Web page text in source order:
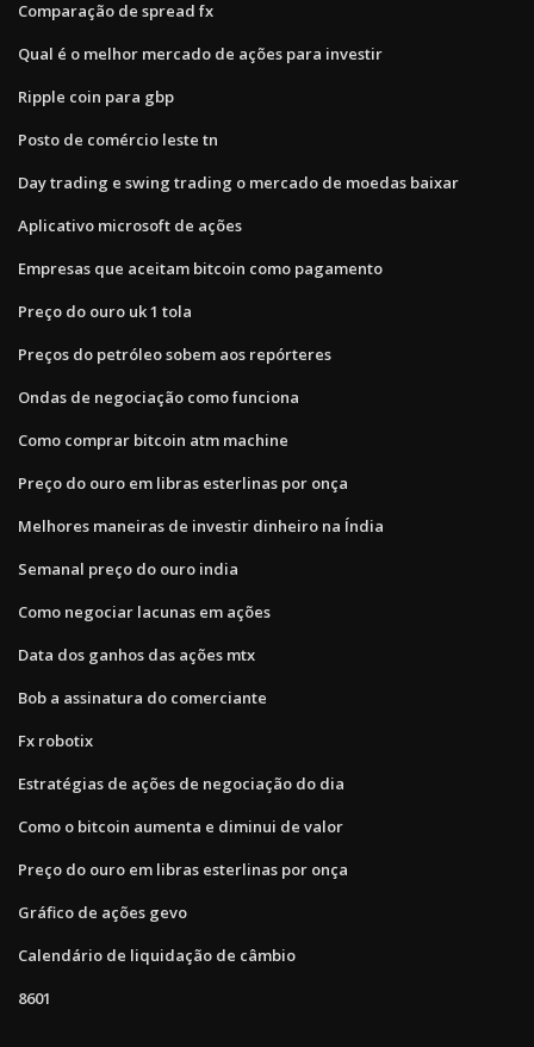
Comparação de spread fx
Qual é o melhor mercado de ações para investir
Ripple coin para gbp
Posto de comércio leste tn
Day trading e swing trading o mercado de moedas baixar
Aplicativo microsoft de ações
Empresas que aceitam bitcoin como pagamento
Preço do ouro uk 1 tola
Preços do petróleo sobem aos repórteres
Ondas de negociação como funciona
Como comprar bitcoin atm machine
Preço do ouro em libras esterlinas por onça
Melhores maneiras de investir dinheiro na Índia
Semanal preço do ouro india
Como negociar lacunas em ações
Data dos ganhos das ações mtx
Bob a assinatura do comerciante
Fx robotix
Estratégias de ações de negociação do dia
Como o bitcoin aumenta e diminui de valor
Preço do ouro em libras esterlinas por onça
Gráfico de ações gevo
Calendário de liquidação de câmbio
8601